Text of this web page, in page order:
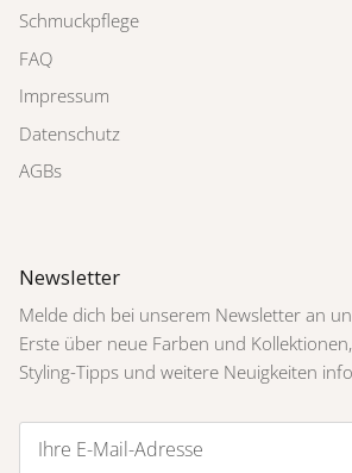
Schmuckpflege
FAQ
Impressum
Datenschutz
AGBs
Newsletter
Melde dich bei unserem Newsletter an
Erste über neue Farben und
Styling-Tipps und weitere Neuigkeiten